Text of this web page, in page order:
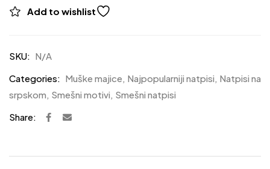
Add to wishlist
SKU: N/A
Categories: Muške majice Najpopularniji natpisi Natpisi na
srpskom Smešni motivi Smešni natpisi
Share: